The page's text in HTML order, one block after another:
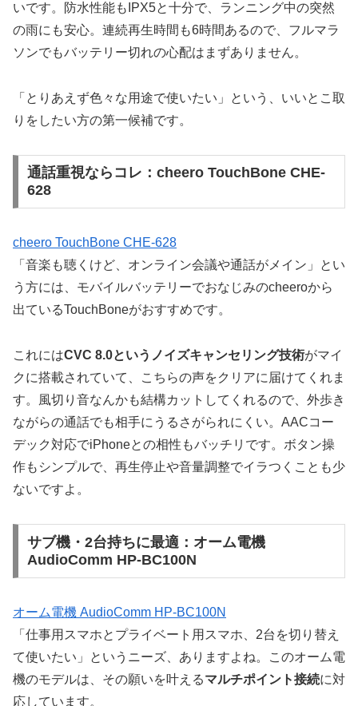
いです。防水性能もIPX5と十分で、ランニング中の突然
の雨にも安心。連続再生時間も6時間あるので、フルマラ
ソンでもバッテリー切れの心配はまずありません。
「とりあえず色々な用途で使いたい」という、いいとこ取
りをしたい方の第一候補です。
通話重視ならコレ：cheero TouchBone CHE-
628
cheero TouchBone CHE-628
「音楽も聴くけど、オンライン会議や通話がメイン」とい
う方には、モバイルバッテリーでおなじみのcheeroから
出ているTouchBoneがおすすめです。
これにはCVC 8.0というノイズキャンセリング技術がマイ
クに搭載されていて、こちらの声をクリアに届けてくれま
す。風切り音なんかも結構カットしてくれるので、外歩き
ながらの通話でも相手にうるさがられにくい。AACコー
デック対応でiPhoneとの相性もバッチリです。ボタン操
作もシンプルで、再生停止や音量調整でイラつくことも少
ないですよ。
サブ機・2台持ちに最適：オーム電機
AudioComm HP-BC100N
オーム電機 AudioComm HP-BC100N
「仕事用スマホとプライベート用スマホ、2台を切り替え
て使いたい」というニーズ、ありますよね。このオーム電
機のモデルは、その願いを叶えるマルチポイント接続に対
応しています。